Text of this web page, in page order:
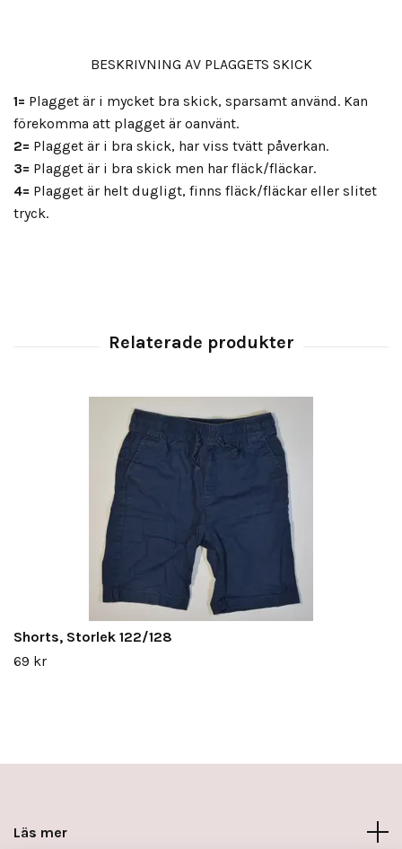
BESKRIVNING AV PLAGGETS SKICK
1= Plagget är i mycket bra skick, sparsamt använd. Kan
förekomma att plagget är oanvänt.
2= Plagget är i bra skick, har viss tvätt påverkan.
3= Plagget är i bra skick men har fläck/fläckar.
4= Plagget är helt dugligt, finns fläck/fläckar eller slitet
tryck.
Shorts, Storlek 122/128
69 kr
Läs mer